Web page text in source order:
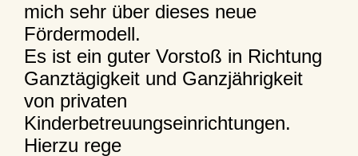
mich sehr über dieses neue
Fördermodell.
Es ist ein guter Vorstoß in Richtung
Ganztägigkeit und Ganzjährigkeit
von privaten
Kinderbetreuungseinrichtungen.
Hierzu rege